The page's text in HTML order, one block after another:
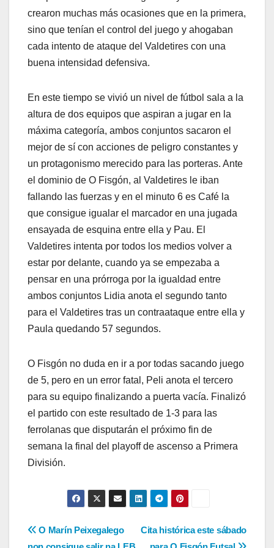
crearon muchas más ocasiones que en la primera,
sino que tenían el control del juego y ahogaban
cada intento de ataque del Valdetires con una
buena intensidad defensiva.
En este tiempo se vivió un nivel de fútbol sala a la
altura de dos equipos que aspiran a jugar en la
máxima categoría, ambos conjuntos sacaron el
mejor de sí con acciones de peligro constantes y
un protagonismo merecido para las porteras. Ante
el dominio de O Fisgón, al Valdetires le iban
fallando las fuerzas y en el minuto 6 es Café la
que consigue igualar el marcador en una jugada
ensayada de esquina entre ella y Pau. El
Valdetires intenta por todos los medios volver a
estar por delante, cuando ya se empezaba a
pensar en una prórroga por la igualdad entre
ambos conjuntos Lidia anota el segundo tanto
para el Valdetires tras un contraataque entre ella y
Paula quedando 57 segundos.
O Fisgón no duda en ir a por todas sacando juego
de 5, pero en un error fatal, Peli anota el tercero
para su equipo finalizando a puerta vacía. Finalizó
el partido con este resultado de 1-3 para las
ferrolanas que disputarán el próximo fin de
semana la final del playoff de ascenso a Primera
División.
Navegación
Cita histórica este sábado
O Marín Peixegalego